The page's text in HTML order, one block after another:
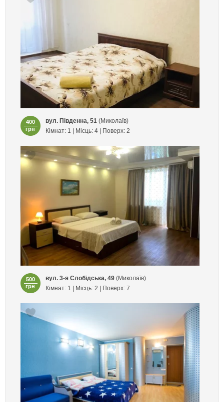
400
грн
вул. Південна, 51(Миколаїв)
Кімнат: 1 | Місць: 4 | Поверх: 2
500
грн
вул. 3-я Слобідська, 49(Миколаїв)
Кімнат: 1 | Місць: 2 | Поверх: 7